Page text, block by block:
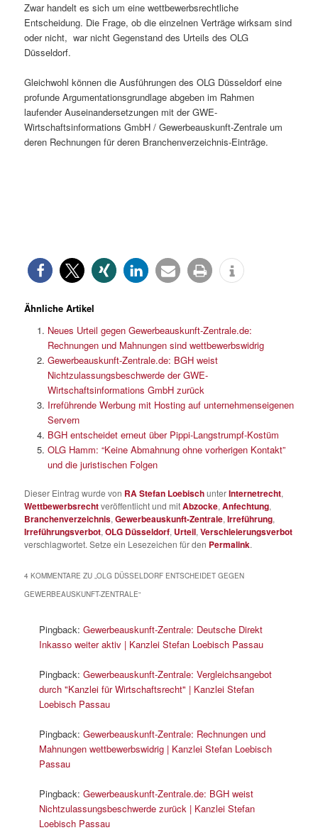
Zwar handelt es sich um eine wettbewerbsrechtliche
Entscheidung. Die Frage, ob die einzelnen Verträge wirksam sind
oder nicht, war nicht Gegenstand des Urteils des OLG
Düsseldorf.
Gleichwohl können die Ausführungen des OLG Düsseldorf eine
profunde Argumentationsgrundlage abgeben im Rahmen
laufender Auseinandersetzungen mit der GWE-
Wirtschaftsinformations GmbH / Gewerbeauskunft-Zentrale um
deren Rechnungen für deren Branchenverzeichnis-Einträge.
Ähnliche Artikel
Neues Urteil gegen Gewerbeauskunft-Zentrale.de:
Rechnungen und Mahnungen sind wettbewerbswidrig
Gewerbeauskunft-Zentrale.de: BGH weist
Nichtzulassungsbeschwerde der GWE-
Wirtschaftsinformations GmbH zurück
Irreführende Werbung mit Hosting auf unternehmenseigenen
Servern
BGH entscheidet erneut über Pippi-Langstrumpf-Kostüm
OLG Hamm: “Keine Abmahnung ohne vorherigen Kontakt”
und die juristischen Folgen
Dieser Eintrag wurde von RA Stefan LoebischunterInternetrecht,
Wettbewerbsrechtveröffentlicht und mitAbzocke,Anfechtung,
Branchenverzeichnis,Gewerbeauskunft-Zentrale,Irreführung,
Irreführungsverbot,OLG Düsseldorf, Urteil,Verschleierungsverbot
verschlagwortet. Setze ein Lesezeichen für den Permalink.
4 KOMMENTARE ZU „OLG DÜSSELDORF ENTSCHEIDET GEGEN
GEWERBEAUSKUNFT-ZENTRALE“
Pingback:Gewerbeauskunft-Zentrale: Deutsche Direkt
Inkasso weiter aktiv | Kanzlei Stefan Loebisch Passau
Pingback:Gewerbeauskunft-Zentrale: Vergleichsangebot
durch "Kanzlei für Wirtschaftsrecht" | Kanzlei Stefan
Loebisch Passau
Pingback:Gewerbeauskunft-Zentrale: Rechnungen und
Mahnungen wettbewerbswidrig | Kanzlei Stefan Loebisch
Passau
Pingback:Gewerbeauskunft-Zentrale.de: BGH weist
Nichtzulassungsbeschwerde zurück | Kanzlei Stefan
Loebisch Passau